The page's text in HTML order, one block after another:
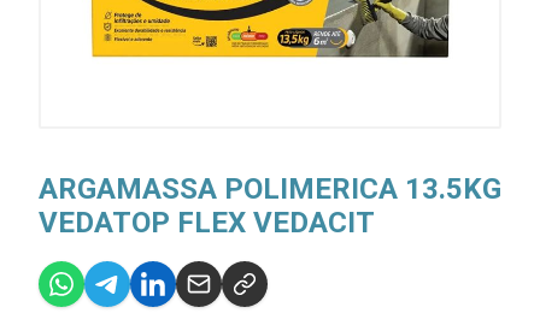
ARGAMASSA POLIMERICA 13.5KG
VEDATOP FLEX VEDACIT